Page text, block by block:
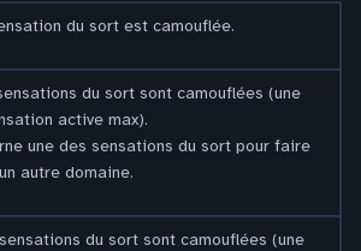
du sort est camouflée.
du sort sont camouflées (une
active max).
une des sensations du sort pour faire
autre domaine.
du sort sont camouflées (une